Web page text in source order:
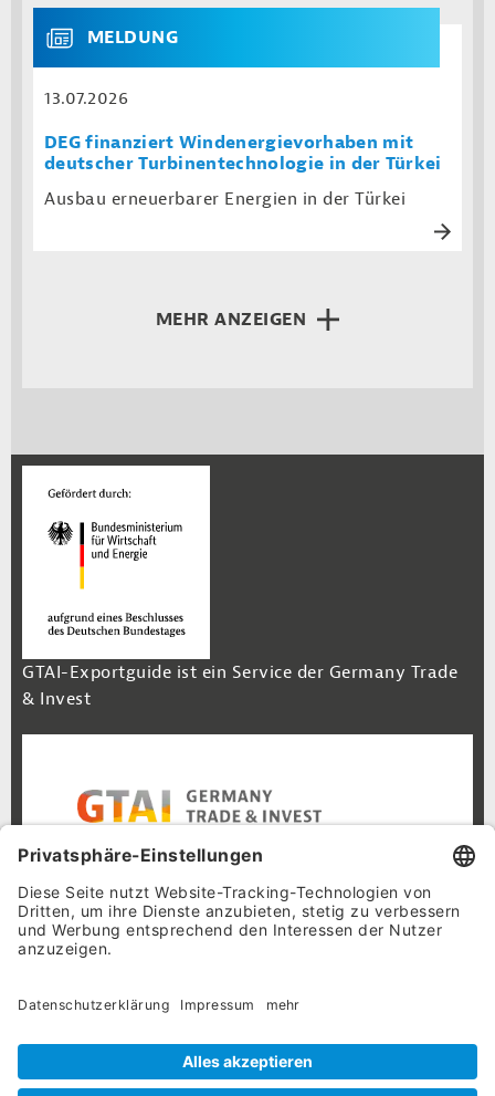
MELDUNG
13.07.2026
DEG finanziert Windenergievorhaben mit
deutscher Turbinentechnologie in der Türkei
Ausbau erneuerbarer Energien in der Türkei
MEHR ANZEIGEN
GTAI-Exportguide ist ein Service der Germany Trade
& Invest
Footer Navigation
Inhalt
Cookie-Einstellungen
Datenschutz